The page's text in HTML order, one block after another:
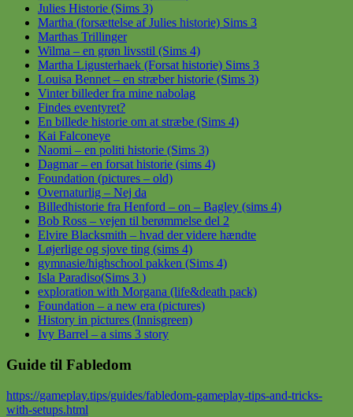
Julies Historie (Sims 3)
Martha (forsættelse af Julies historie) Sims 3
Marthas Trillinger
Wilma – en grøn livsstil (Sims 4)
Martha Ligusterhaek (Forsat historie) Sims 3
Louisa Bennet – en stræber historie (Sims 3)
Vinter billeder fra mine nabolag
Findes eventyret?
En billede historie om at stræbe (Sims 4)
Kai Falconeye
Naomi – en politi historie (Sims 3)
Dagmar – en forsat historie (sims 4)
Foundation (pictures – old)
Overnaturlig – Nej da
Billedhistorie fra Henford – on – Bagley (sims 4)
Bob Ross – vejen til berømmelse del 2
Elvire Blacksmith – hvad der videre hændte
Løjerlige og sjove ting (sims 4)
gymnasie/highschool pakken (Sims 4)
Isla Paradiso(Sims 3 )
exploration with Morgana (life&death pack)
Foundation – a new era (pictures)
History in pictures (Innisgreen)
Ivy Barrel – a sims 3 story
Guide til Fabledom
https://gameplay.tips/guides/fabledom-gameplay-tips-and-tricks-
with-setups.html